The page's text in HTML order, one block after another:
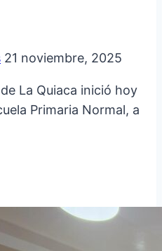
21 noviembre, 2025
La Quiaca inició hoy
Primaria Normal, a